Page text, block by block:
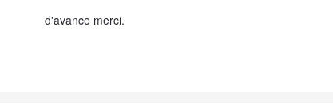
d'avance merci.